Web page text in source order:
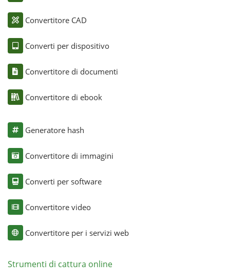
Convertitore CAD
Converti per dispositivo
Convertitore di documenti
Convertitore di ebook
Generatore hash
Convertitore di immagini
Converti per software
Convertitore video
Convertitore per i servizi web
Strumenti di cattura online